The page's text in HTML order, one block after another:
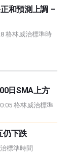
和預測上調 –
格林威治標準時
日SMA上方
格林威治標準
仍下跌
標準時間